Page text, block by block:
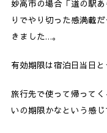
妙高市の場合「道の駅
りでやり切った感満載
きました…。
有効期限は宿泊日当日
旅行先で使って帰って
いの期限かなという感じ